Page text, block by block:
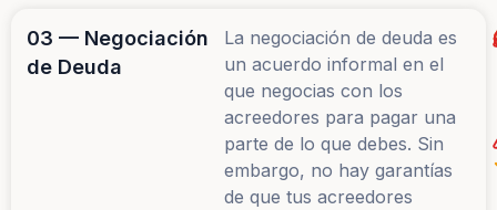
03 — Negociación
de Deuda
La negociación de deuda es
un acuerdo informal en el
que negocias con los
acreedores para pagar una
parte de lo que debes. Sin
embargo, no hay garantías
de que tus acreedores